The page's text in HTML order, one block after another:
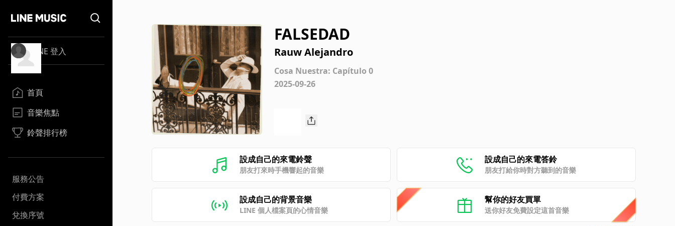
LINE 登入
首頁
音樂焦點
鈴聲排行榜
服務公告
付費方案
兌換序號
FALSEDAD
Rauw Alejandro
Cosa Nuestra: Capítulo 0
2025-09-26
設成自己的來電鈴聲
朋友打來時手機響起的音樂
設成自己的來電答鈴
朋友打給你時對方聽到的音樂
設成自己的背景音樂
LINE 個人檔案頁的心情音樂
幫你的好友買單
送你好友免費設定這首音樂